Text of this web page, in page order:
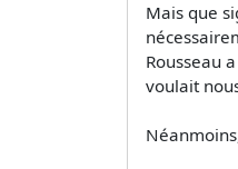
Mais que
Rousseau
voulait